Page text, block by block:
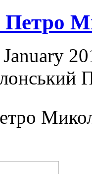
Петро
January